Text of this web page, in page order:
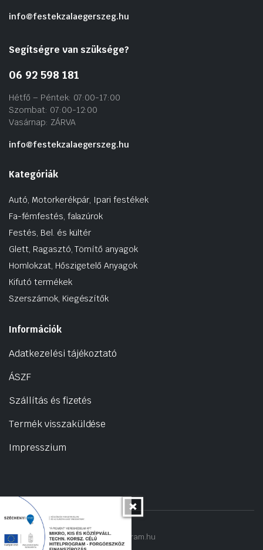
info@festekzalaegerszeg.hu
Segítségre van szüksége?
06 92 598 181
Hétfő – Péntek: 07:00-17:00
Szombat: 07:00-12:00
Vasárnap: ZÁRVA
info@festekzalaegerszeg.hu
Kategóriák
Autó, Motorkerékpár, Ipari festékek
Fa-fémfestés, falazúrok
Festés, Bel. és kültér
Glett, Ragasztó, Tömítő anyagok
Homlokzat, Hőszigetelő Anyagok
Kifutó termékek
Szerszámok, Kiegészítők
Információk
Adatkezelési tájékoztató
ÁSZF
Szállítás és fizetés
Termék visszaküldése
Impresszium
Copyright 2022 © hogyantalaljanakram.hu